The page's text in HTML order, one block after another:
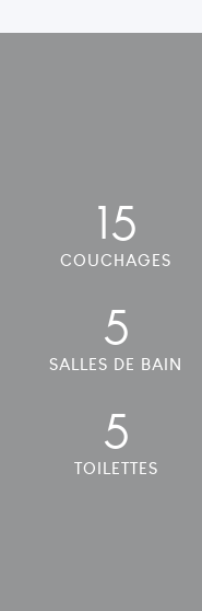
15
COUCHAGES
5
SALLES DE BAIN
5
TOILETTES